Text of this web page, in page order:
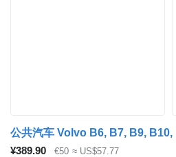
¥389.90 €50 ≈ US$57.77